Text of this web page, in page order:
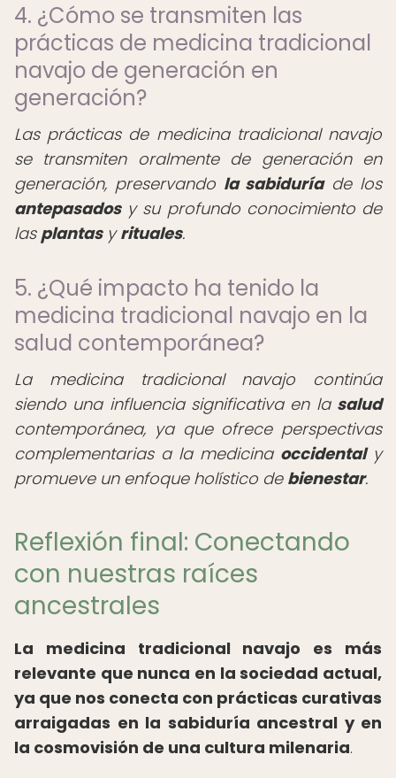
4. ¿Cómo se transmiten las
prácticas de medicina tradicional
navajo de generación en
generación?
Las prácticas de medicina tradicional navajo
se transmiten oralmente de generación en
generación, preservando la sabiduríade los
antepasadosy su profundo conocimiento de
las plantasyrituales.
5. ¿Qué impacto ha tenido la
medicina tradicional navajo en la
salud contemporánea?
La medicina tradicional navajo continúa
siendo una influencia significativa en la salud
contemporánea, ya que ofrece perspectivas
complementarias a la medicina occidentaly
promueve un enfoque holístico de bienestar.
Reflexión final: Conectando
con nuestras raíces
ancestrales
La medicina tradicional navajo es más
relevante que nunca en la sociedad actual,
ya que nos conecta con prácticas curativas
arraigadas en la sabiduría ancestral y en
la cosmovisión de una cultura milenaria.